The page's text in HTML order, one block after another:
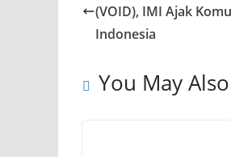
(VOID), IMI Ajak
Indonesia
You May